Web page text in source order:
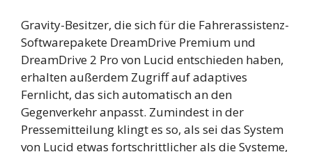
Gravity-Besitzer, die sich für die Fahrerassistenz-
Softwarepakete DreamDrive Premium und
DreamDrive 2 Pro von Lucid entschieden haben,
erhalten außerdem Zugriff auf adaptives
Fernlicht, das sich automatisch an den
Gegenverkehr anpasst. Zumindest in der
Pressemitteilung klingt es so, als sei das System
von Lucid etwas fortschrittlicher als die Systeme,